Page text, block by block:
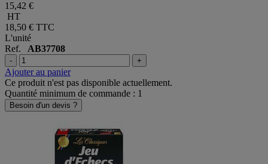
15,42 €
HT
18,50 € TTC
L'unité
Ref. AB37708
- +
Ajouter au panier
Ce produit n'est pas disponible actuellement.
Quantité minimum de commande : 1
Besoin d'un devis ?